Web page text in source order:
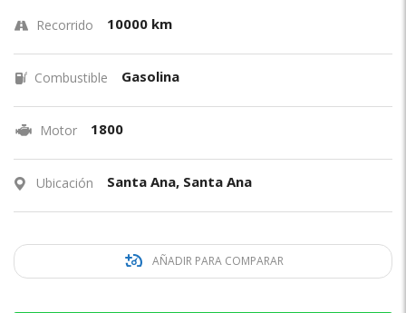
Recorrido 10000 km
Combustible Gasolina
Motor 1800
Ubicación Santa Ana, Santa Ana
AÑADIR PARA COMPARAR